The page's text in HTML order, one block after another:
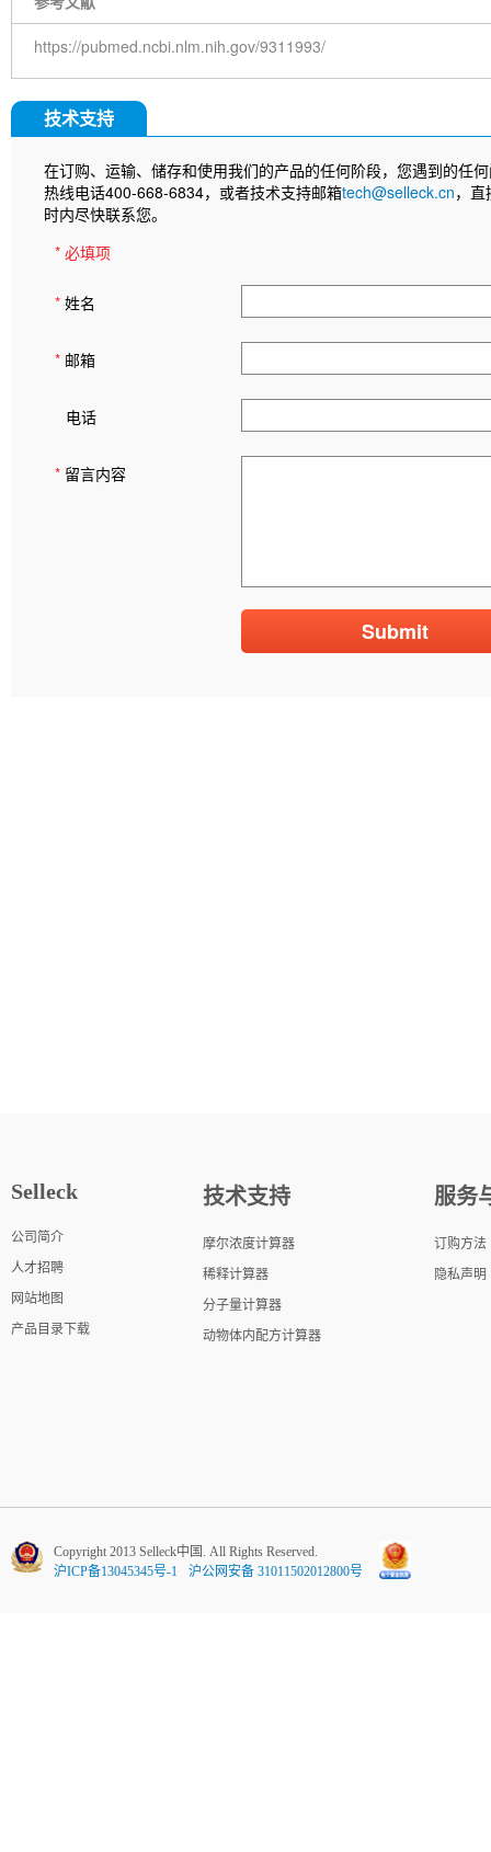
https://pubmed.ncbi.nlm.nih.gov/9311993/
技术支持
在订购、运输、储存和使用我们的产品的任何阶段，您遇到的任
热线电话400-668-6834，或者技术支持邮箱tech@selleck.cn，
时内尽快联系您。
* 必填项
* 姓名
* 邮箱
电话
* 留言内容
Selleck
公司简介
人才招聘
网站地图
产品目录下载
技术支持
摩尔浓度计算器
稀释计算器
分子量计算器
动物体内配方计算器
服务
订购方法
隐私声明
Copyright 2013 Selleck中国. All Rights Reserved.
沪ICP备13045345号-1
沪公网安备 31011502012800号